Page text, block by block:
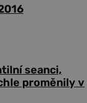
seanci,
proměnily v